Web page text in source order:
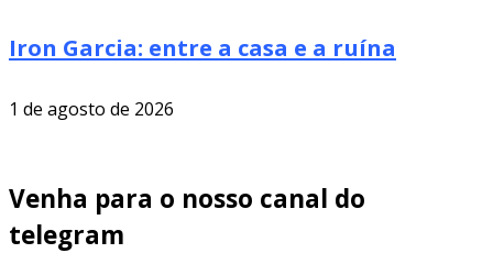
Iron Garcia: entre a casa e a ruína
1 de agosto de 2026
Venha para o nosso canal do
telegram